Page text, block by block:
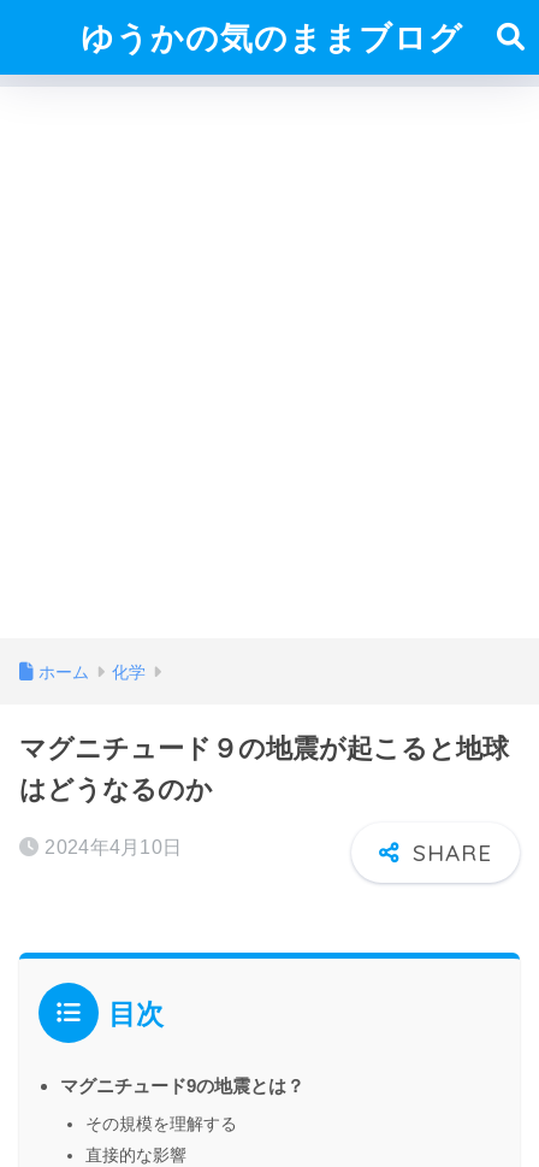
ゆうかの気のままブログ
ホーム 化学
マグニチュード９の地震が起こると地球
はどうなるのか
2024年4月10日
目次
マグニチュード9の地震とは？
その規模を理解する
直接的な影響